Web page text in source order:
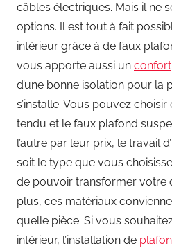
câbles électriques. Mais il ne
options. Il est tout à fait
intérieur grâce à de faux
vous apporte aussi un confort
d’une bonne isolation pour la
s’installe. Vous pouvez
tendu et le faux plafond
l’autre par leur prix, le travail
soit le type que vous
de pouvoir transformer votre
plus, ces matériaux
quelle pièce. Si vous
intérieur, l’installation de